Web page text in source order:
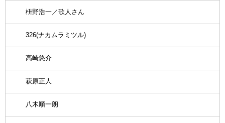
枡野浩一／歌人さん
326(ナカムラミツル)
高崎悠介
萩原正人
八木順一朗